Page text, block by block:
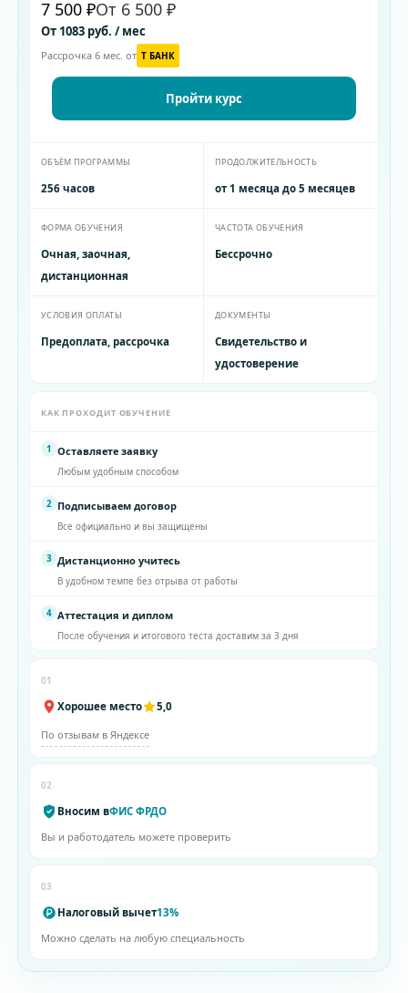
7 500 ₽От 6 500 ₽
От 1083 руб. / мес
Рассрочка 6 мес. от T БАНК
Пройти курс
ОБЪЁМ ПРОГРАММЫ
256 часов
ПРОДОЛЖИТЕЛЬНОСТЬ
от 1 месяца до 5 месяцев
ФОРМА ОБУЧЕНИЯ
Очная, заочная,
дистанционная
ЧАСТОТА ОБУЧЕНИЯ
Бессрочно
УСЛОВИЯ ОПЛАТЫ
Предоплата, рассрочка
ДОКУМЕНТЫ
Свидетельство и
удостоверение
КАК ПРОХОДИТ ОБУЧЕНИЕ
1 Оставляете заявку
Любым удобным способом
2 Подписываем договор
Все официально и вы защищены
3 Дистанционно учитесь
В удобном темпе без отрыва от работы
4 Аттестация и диплом
После обучения и итогового теста доставим за 3 дня
01
Хорошее место 5,0
По отзывам в Яндексе
02
Вносим вФИС ФРДО
Вы и работодатель можете проверить
03
Налоговый вычет13%
Можно сделать на любую специальность